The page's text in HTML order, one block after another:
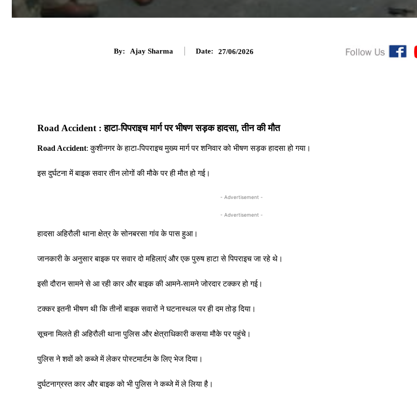
By: Ajay Sharma Date: 27/06/2026
Road Accident : हाटा-पिपराइच मार्ग पर भीषण सड़क हादसा, तीन की मौत
Road Accident: कुशीनगर के हाटा-पिपराइच मुख्य मार्ग पर शनिवार को भीषण सड़क हादसा हो गया।
इस दुर्घटना में बाइक सवार तीन लोगों की मौके पर ही मौत हो गई।
- Advertisement -
- Advertisement -
हादसा अहिरौली थाना क्षेत्र के सोनबरसा गांव के पास हुआ।
जानकारी के अनुसार बाइक पर सवार दो महिलाएं और एक पुरुष हाटा से पिपराइच जा रहे थे।
इसी दौरान सामने से आ रही कार और बाइक की आमने-सामने जोरदार टक्कर हो गई।
टक्कर इतनी भीषण थी कि तीनों बाइक सवारों ने घटनास्थल पर ही दम तोड़ दिया।
सूचना मिलते ही अहिरौली थाना पुलिस और क्षेत्राधिकारी कसया मौके पर पहुंचे।
पुलिस ने शवों को कब्जे में लेकर पोस्टमार्टम के लिए भेज दिया।
दुर्घटनाग्रस्त कार और बाइक को भी पुलिस ने कब्जे में ले लिया है।